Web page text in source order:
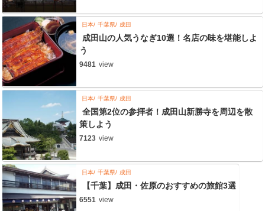
日本 千葉県 成田
成田山の人気うなぎ10選！名店の味を堪能しよ
う
9481 view
日本 千葉県 成田
全国第2位の参拝者！成田山新勝寺を周辺を散
策しよう
7123 view
日本 千葉県 成田
【千葉】成田・佐原のおすすめの旅館3選
6551 view